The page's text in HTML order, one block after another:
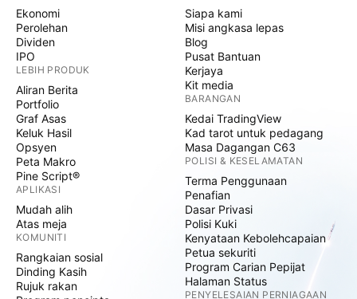
Ekonomi
Perolehan
Dividen
IPO
LEBIH PRODUK
Aliran Berita
Portfolio
Graf Asas
Keluk Hasil
Opsyen
Peta Makro
Pine Script®
APLIKASI
Mudah alih
Atas meja
KOMUNITI
Rangkaian sosial
Dinding Kasih
Rujuk rakan
Siapa kami
Misi angkasa lepas
Blog
Pusat Bantuan
Kerjaya
Kit media
BARANGAN
Kedai TradingView
Kad tarot untuk pedagang
Masa Dagangan C63
POLISI & KESELAMATAN
Terma Penggunaan
Penafian
Dasar Privasi
Polisi Kuki
Kenyataan Kebolehcapaian
Petua sekuriti
Program Carian Pepijat
Halaman Status
PENYELESAIAN PERNIAGAAN